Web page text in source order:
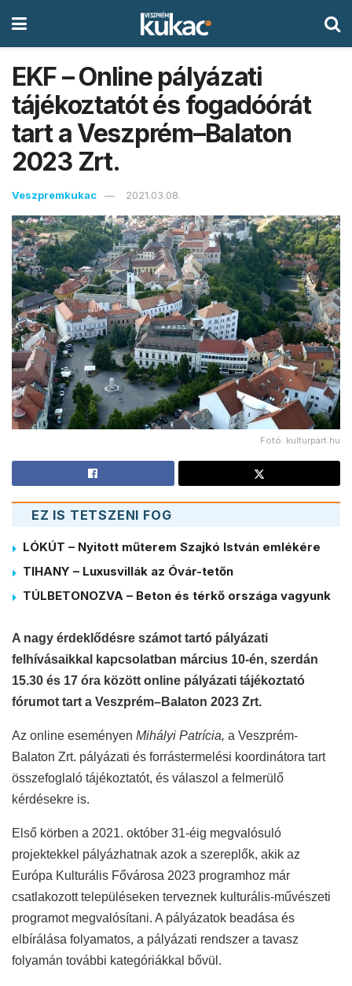
EKF – Online pályázati
tájékoztatót és fogadóórát
tart a Veszprém–Balaton
2023 Zrt.
Veszpremkukac 2021.03.08.
Fotó: kulturpart.hu
EZ IS TETSZENI FOG
LÓKÚT – Nyitott műterem Szajkó István emlékére
TIHANY – Luxusvillák az Óvár-tetőn
TÚLBETONOZVA – Beton és térkő országa vagyunk
A nagy érdeklődésre számot tartó pályázati
felhívásaikkal kapcsolatban március 10-én, szerdán
15.30 és 17 óra között online pályázati tájékoztató
fórumot tart a Veszprém–Balaton 2023 Zrt.
Az online eseményen Mihályi Patrícia, a Veszprém-
Balaton Zrt. pályázati és forrástermelési koordinátora tart
összefoglaló tájékoztatót, és válaszol a felmerülő
kérdésekre is.
Első körben a 2021. október 31-éig megvalósuló
projektekkel pályázhatnak azok a szereplők, akik az
Európa Kulturális Fővárosa 2023 programhoz már
csatlakozott településeken terveznek kulturális-művészeti
programot megvalósítani. A pályázatok beadása és
elbírálása folyamatos, a pályázati rendszer a tavasz
folyamán további kategóriákkal bővül.